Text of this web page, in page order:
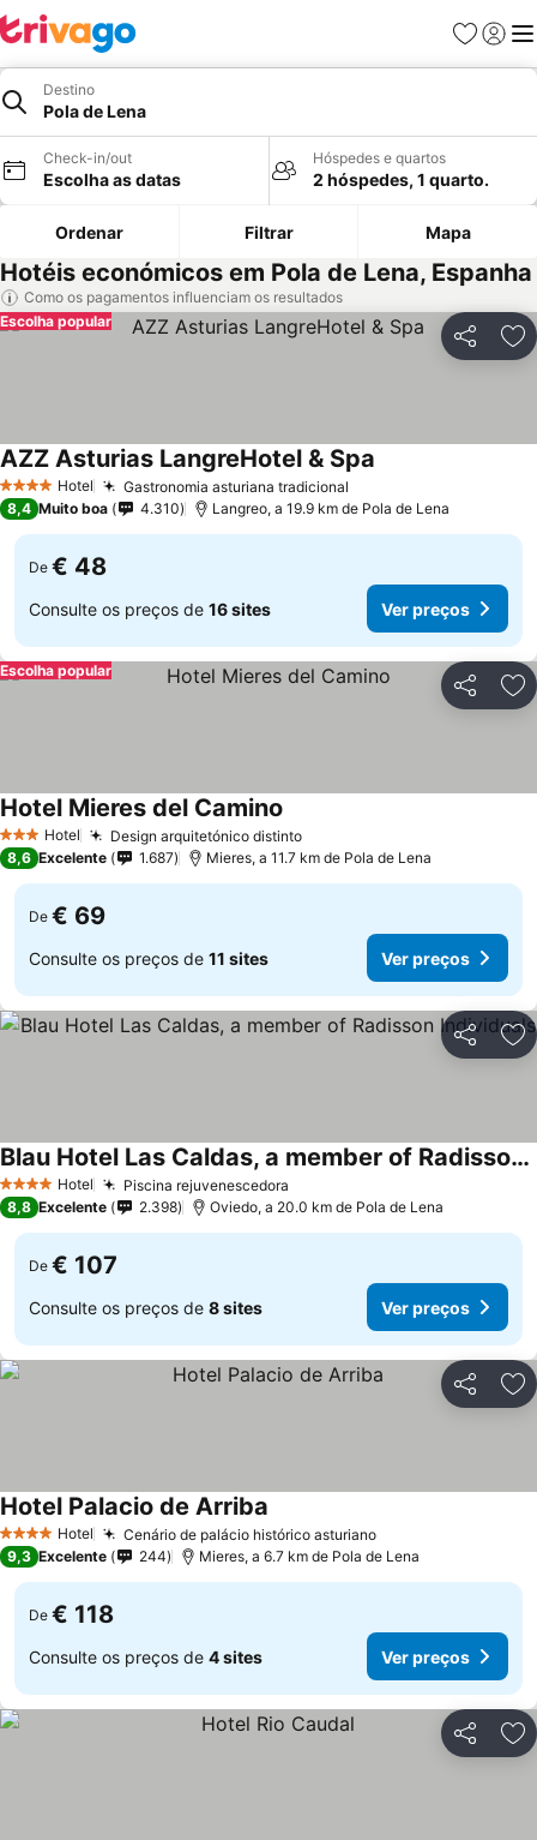
Favoritos
Iniciar
Destino
Pola de Lena
Check-in/out
Escolha as datas
Hóspedes e quartos
2 hóspedes, 1 quarto.
Ordenar Filtrar Mapa
Hotéis económicos em Pola de Lena, Espanha
Como os pagamentos influenciam os resultados
Partilhar
Escolha popular
4 EstrelasHotel Gastronomia asturiana tradicional
AZZ Asturias LangreHotel & Spa
8,4 Muito boa 4.310 Langreo, a 19.9 km de Pola de Lena
De € 48
Consulte os preços de 16 sites Ver preços
Partilhar
Escolha popular
3 EstrelasHotel Design arquitetónico distintoVer preços
Hotel Mieres del Camino
8,6 Excelente 1.687 Mieres, a 11.7 km de Pola de Lena
De € 69
Consulte os preços de 11 sites Ver preços
Partilhar
4 EstrelasHotel Piscina rejuvenescedora
Blau Hotel Las Caldas, a member of Radisson Individuals
Ver preços
8,8 Excelente 2.398 Oviedo, a 20.0 km de Pola de Lena
De € 107
Consulte os preços de 8 sites Ver preços
Partilhar
4 EstrelasHotel Cenário de palácio histórico asturianoVer preços
Hotel Palacio de Arriba
9,3 Excelente 244 Mieres, a 6.7 km de Pola de Lena
De € 118
Consulte os preços de 4 sites Ver preços
Partilhar